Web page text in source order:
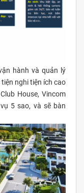
hành và quản lý
nghi tiện ích cao
House, Vincom
5 sao, và sẽ bàn